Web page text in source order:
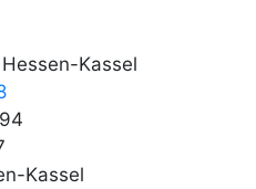
Kassel
Kassel